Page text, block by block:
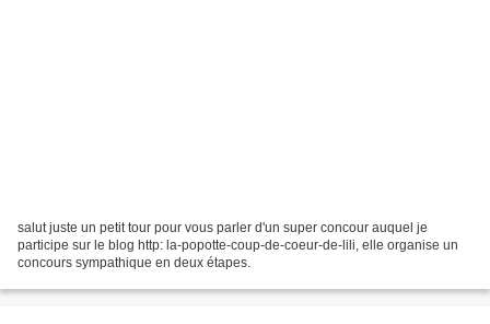
salut juste un petit tour pour vous parler d'un super concour auquel je
participe sur le blog http: la-popotte-coup-de-coeur-de-lili, elle organise un
concours sympathique en deux étapes.